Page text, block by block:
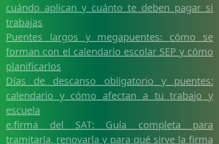
cuándo aplican y cuánto te deben pagar si
trabajas
Puentes largos y megapuentes: cómo se
forman con el calendario escolar SEP y cómo
planificarlos
Días de descanso obligatorio y puentes:
calendario y cómo afectan a tu trabajo y
escuela
e.firma del SAT: Guía completa para
tramitarla, renovarla y para qué sirve la firma